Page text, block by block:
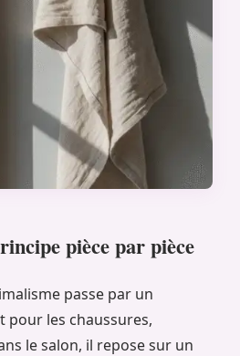
pièce par pièce
passe par un
pour les chaussures,
le salon, il repose sur un